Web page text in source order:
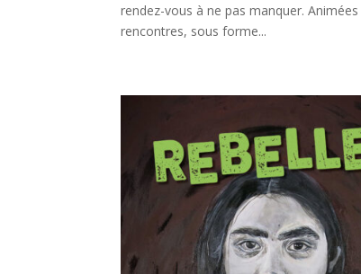
rendez-vous à ne pas manquer.
rencontres, sous forme...